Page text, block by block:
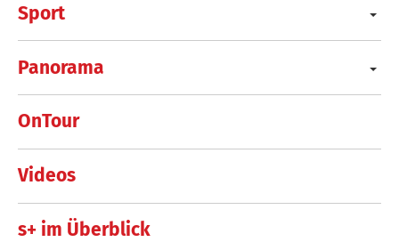
Sport
Panorama
OnTour
Videos
s+ im Überblick